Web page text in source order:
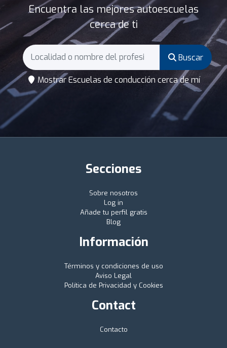
Encuentra las mejores autoescuelas
cerca de ti
Buscar
Mostrar Escuelas de conducción cerca de mí
Secciones
Sobre nosotros
Log in
Añade tu perfil gratis
Blog
Información
Términos y condiciones de uso
Aviso Legal
Política de Privacidad y Cookies
Contact
Contacto